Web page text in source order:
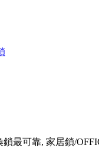
鎖最可靠, 家居鎖/